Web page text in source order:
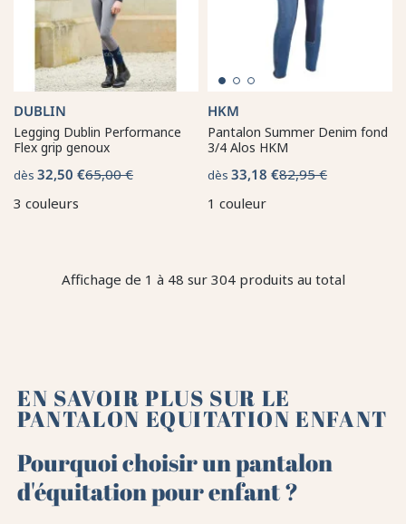
DUBLIN
Legging Dublin Performance
Flex grip genoux
dès 32,50 €65,00 €
3 couleurs
HKM
Pantalon Summer Denim fond
3/4 Alos HKM
dès 33,18 €82,95 €
1 couleur
Affichage de 1 à 48 sur 304 produits au total
EN SAVOIR PLUS SUR LE
PANTALON EQUITATION ENFANT
Pourquoi choisir un pantalon
d'équitation pour enfant ?